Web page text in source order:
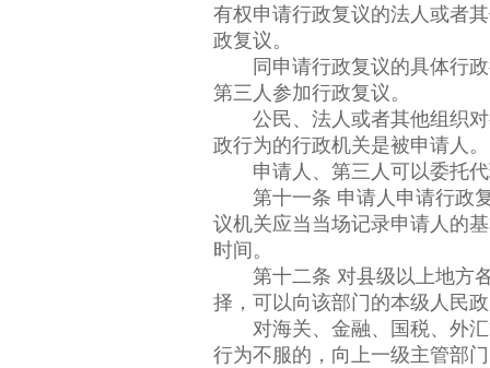
有权申请行政复议的法人或者
政复议。
同申请行政复议的具体行政
第三人参加行政复议。
公民、法人或者其他组织对
政行为的行政机关是被申请人。
申请人、第三人可以委托代
第十一条 申请人申请行政复
议机关应当当场记录申请人的
时间。
第十二条 对县级以上地方各
择，可以向该部门的本级人民
对海关、金融、国税、外汇
行为不服的，向上一级主管部